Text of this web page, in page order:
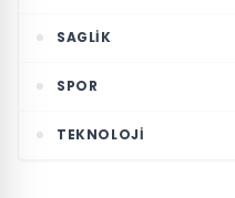
SAGLIK
SPOR
TEKNOLOJI